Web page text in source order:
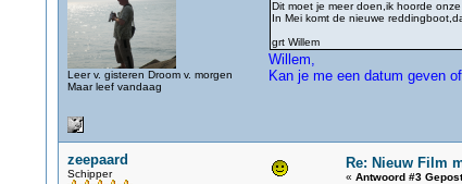
Leer v. gisteren Droom v. morgen
Maar leef vandaag
Dit moet je meer doen,ik hoorde
In Mei komt de nieuwe
grt Willem
Willem,
Kan je me een datum geven
zeepaard
Schipper
Re: Nieuw Film
« Antwoord #3